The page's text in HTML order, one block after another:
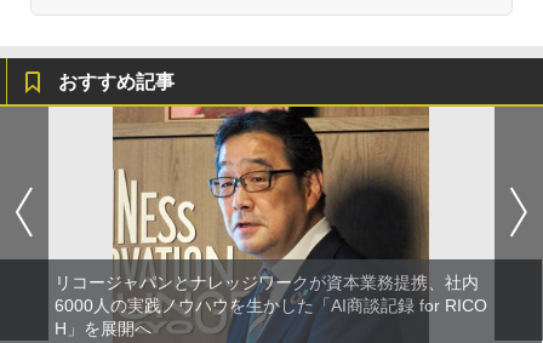
おすすめ記事
リコージャパンとナレッジワークが資本業務提携、社内
6000人の実践ノウハウを生かした「AI商談記録 for RICO
H」を展開へ